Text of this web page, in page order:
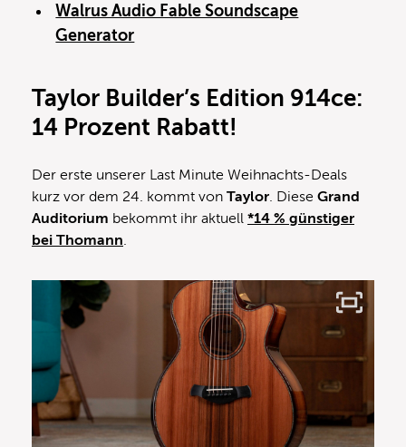
Walrus Audio Fable Soundscape
Generator
Taylor Builder’s Edition 914ce:
14 Prozent Rabatt!
Der erste unserer Last Minute Weihnachts-Deals
kurz vor dem 24. kommt von Taylor. Diese Grand
Auditorium bekommt ihr aktuell *14 % günstiger
bei Thomann.